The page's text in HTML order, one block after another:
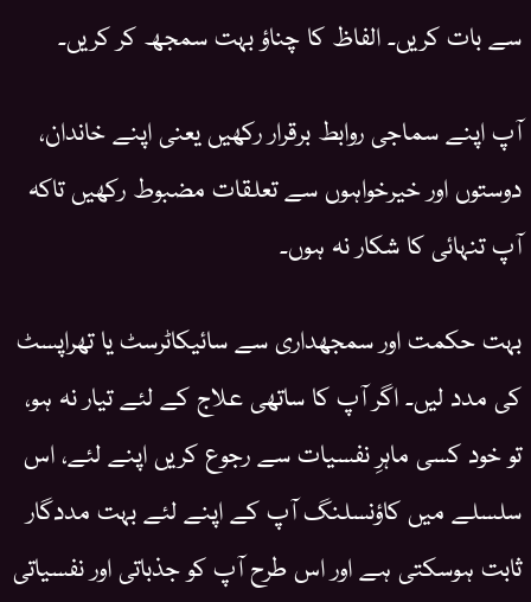
سے بات کریں۔ الفاظ کا چناؤ بہت سمجھ کر کریں۔
آپ اپنے سماجی روابط برقرار رکھیں یعنی اپنے خاندان،
دوستوں اور خیرخواہوں سے تعلقات مضبوط رکھیں تاکہ
آپ تنہائی کا شکار نہ ہوں۔
بہت حکمت اور سمجھداری سے سائیکاٹرسٹ یا تھراپسٹ
کی مدد لیں۔ اگر آپ کا ساتھی علاج کے لئے تیار نہ ہو،
تو خود کسی ماہرِ نفسیات سے رجوع کریں اپنے لئے، اس
سلسلے میں کاؤنسلنگ آپ کے اپنے لئے بہت مددگار
ثابت ہوسکتی ہے اور اس طرح آپ کو جذباتی اور نفسیاتی